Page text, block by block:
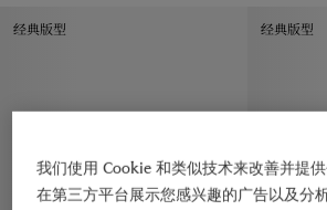
经典版型 经典版型
我们使用 Cookie 和类似技术来改善并提供
在第三方平台展示您感兴趣的广告以及分